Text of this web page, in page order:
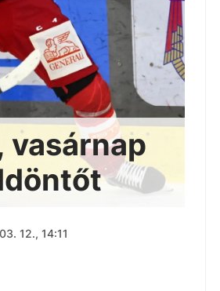
vasárnap
12., 14:11